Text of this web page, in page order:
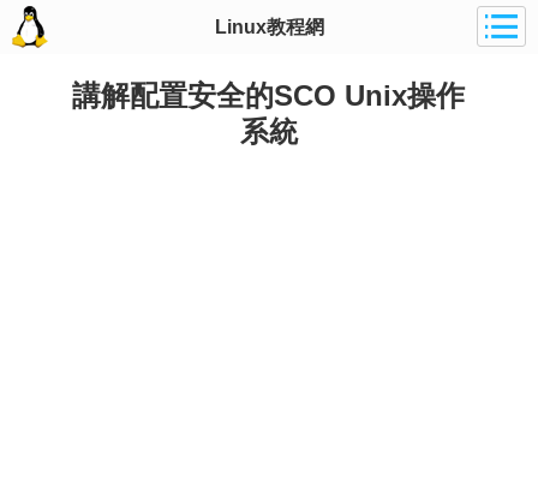
Linux教程網
講解配置安全的SCO Unix操作
系統